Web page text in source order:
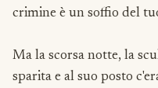
crimine è un soffio del
Ma la scorsa notte, la
sparita e al suo posto